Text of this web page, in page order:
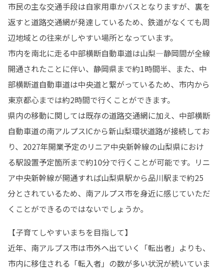
市民の主な交通手段は自家用車かバスとなりますが、裏を
返すと道路交通網が発達しているため、鉄道がなくても周
辺地域との往来がしやすい場所となっています。
市内を南北に走る中部横断自動車道は山梨―静岡間が全線
開通されたことに伴い、静岡県まで約1時間半、また、中
部横断道自動車道は中央道と繋がっているため、市内から
東京都心までは約2時間で行くことができます。
県内の移動に関しては既存の道路交通網に加え、中部横断
自動車道の南アルプスICから新山梨環状道路が接続してお
り、2027年開業予定のリニア中央新幹線の山梨県におけ
る駅設置予定箇所まで約10分で行くことが可能です。リニ
ア中央新幹線が開通すれば山梨県駅から品川駅まで約25
分とされているため、南アルプス市を身近に感じていただ
くことができるのではないでしょうか。
【子育てしやすいまちを目指して】
近年、南アルプス市は市外へ出ていく「転出者」よりも、
市内に移住される「転入者」の数が多い状況が続いていま